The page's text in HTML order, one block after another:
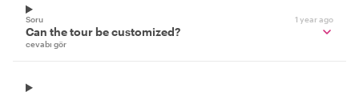
Soru 1 year ago
Can the tour be customized?
cevabı gör